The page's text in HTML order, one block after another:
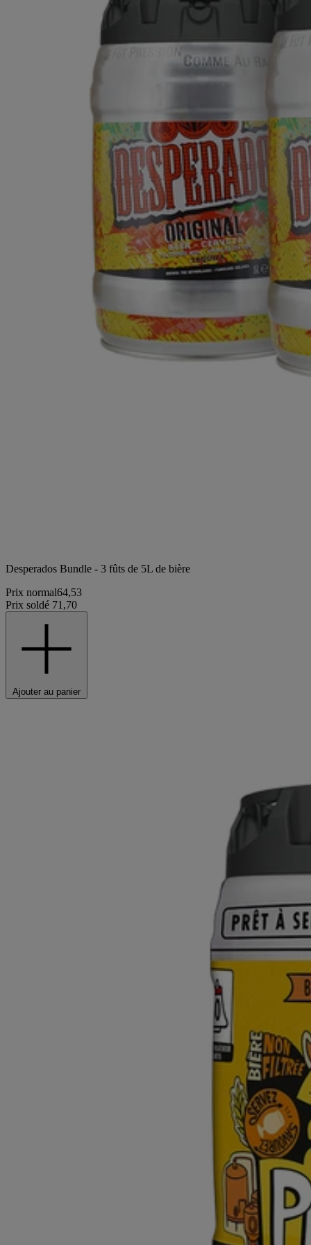
Desperados Bundle - 3 fûts de 5L de bière
Prix normal64,53
Prix soldé 71,70
Ajouter au panier